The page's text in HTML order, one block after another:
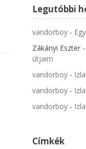
Legutóbbi
vandorboy-
Zákányi Eszter-
útjaim
vandorboy-
vandorboy-
vandorboy-
Címkék